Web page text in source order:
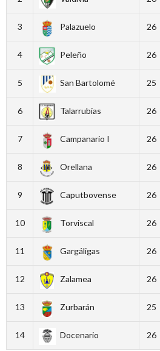
3 Palazuelo 26
4 Peleño 26
5 San Bartolomé 25
6 Talarrubias 26
7 Campanario I 26
8 Orellana 26
9 Caputbovense 26
10 Torviscal 26
11 Gargáligas 26
12 Zalamea 26
13 Zurbarán 25
14 Docenario 26